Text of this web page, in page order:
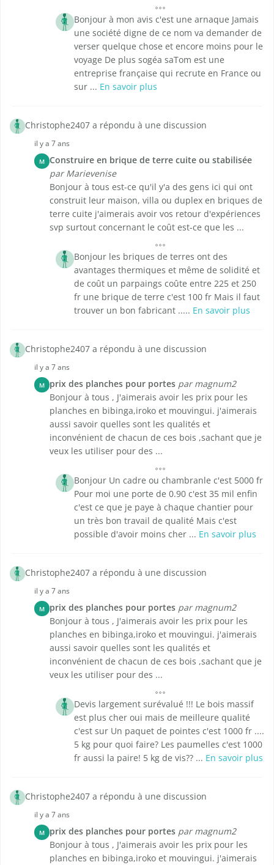
Bonjour à mon avis c'est une arnaque Jamais
une société digne de ce nom va demander de
verser quelque chose et encore moins pour le
voyage De plus sogéa saTom est une
entreprise française qui recrute en France ou
sur ... En savoir plus
Christophe2407 a répondu à une discussion
il y a 7 ans
M
Construire en brique de terre cuite ou stabilisée
par Marievenise
Bonjour à tous est-ce qu'il y'a des gens ici qui ont
construit leur maison, villa ou duplex en briques de
terre cuite j'aimerais avoir vos retour d'expériences
svp surtout concernant le coût est-ce que les ...
Bonjour les briques de terres ont des
avantages thermiques et même de solidité et
de coût un parpaings coûte entre 225 et 250
fr une brique de terre c'est 100 fr Mais il faut
trouver un bon fabricant ..... En savoir plus
Christophe2407 a répondu à une discussion
il y a 7 ans
M prix des planches pour portes par magnum2
Bonjour à tous , J'aimerais avoir les prix pour les
planches en bibinga,iroko et mouvingui. j'aimerais
aussi savoir quelles sont les qualités et
inconvénient de chacun de ces bois ,sachant que je
veux les utiliser pour des ...
Bonjour Un cadre ou chambranle c'est 5000 fr
Pour moi une porte de 0.90 c'est 35 mil enfin
c'est ce que je paye à chaque chantier pour
un très bon travail de qualité Mais c'est
possible d'avoir moins cher ... En savoir plus
Christophe2407 a répondu à une discussion
il y a 7 ans
M prix des planches pour portes par magnum2
Bonjour à tous , J'aimerais avoir les prix pour les
planches en bibinga,iroko et mouvingui. j'aimerais
aussi savoir quelles sont les qualités et
inconvénient de chacun de ces bois ,sachant que je
veux les utiliser pour des ...
Devis largement surévalué !!! Le bois massif
est plus cher oui mais de meilleure qualité
c'est sur Un paquet de pointes c'est 1000 fr ....
5 kg pour quoi faire? Les paumelles c'est 1000
fr aussi la paire! 5 kg de vis?? ... En savoir plus
Christophe2407 a répondu à une discussion
il y a 7 ans
M prix des planches pour portes par magnum2
Bonjour à tous , J'aimerais avoir les prix pour les
planches en bibinga,iroko et mouvingui. j'aimerais